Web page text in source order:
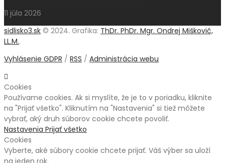
11 júla 2026
sidlisko3.sk © 2024. Grafika: ThDr. PhDr. Mgr. Ondrej Miškovič,
LL.M..
Vyhlásenie GDPR / RSS / Administrácia webu
Cookies
Používame cookies. Ak si myslíte, že je to v poriadku, kliknite
na "Prijať všetko". Kliknutím na "Nastavenia" si tiež môžete
vybrať, aký druh súborov cookie chcete povoliť.
Nastavenia Prijať všetko
Cookies
Vyberte, aké súbory cookie chcete prijať. Váš výber sa uloží
na jeden rok.